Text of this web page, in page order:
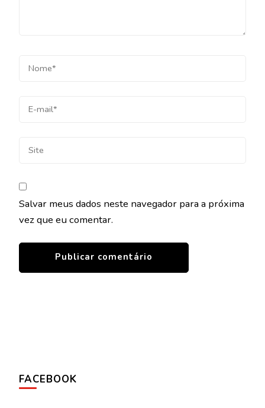
Salvar meus dados neste navegador para a próxima
vez que eu comentar.
FACEBOOK